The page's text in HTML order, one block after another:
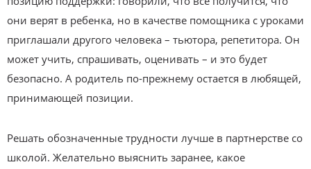
они верят в ребенка, но в качестве помощника с уроками
приглашали другого человека – тьютора, репетитора. Он
может учить, спрашивать, оценивать – и это будет
безопасно. А родитель по-прежнему остается в любящей,
принимающей позиции.
Решать обозначенные трудности лучше в партнерстве со
школой. Желательно выяснить заранее, какое